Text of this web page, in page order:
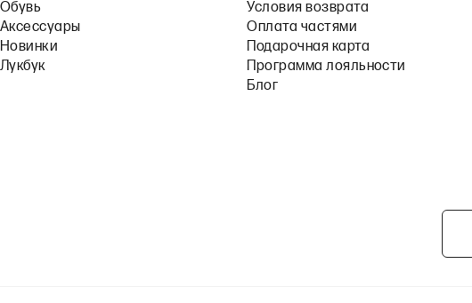
Обувь
Аксессуары
Новинки
Лукбук
Условия возврата
Оплата частями
Подарочная карта
Программа лояльности
Блог